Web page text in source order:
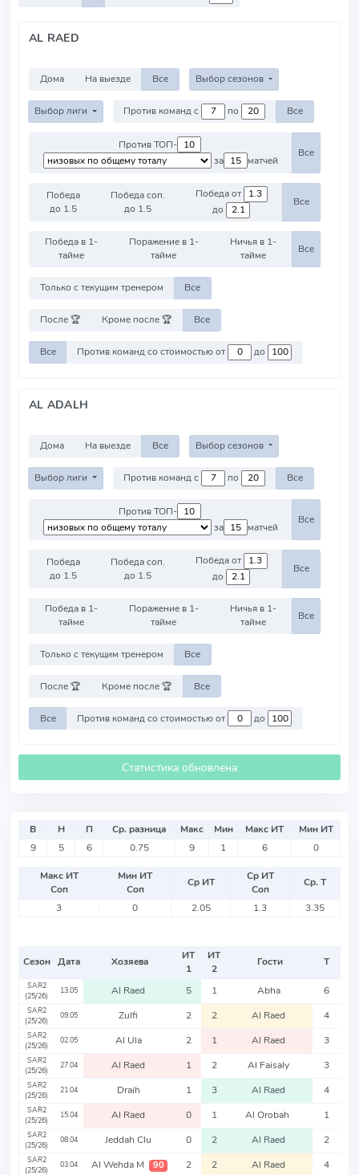
AL RAED
Дома На выезде Все Выбор сезонов
Выбор лиги Против команд с по Все
Против ТОП-
за
матчей
Все
Победа
до 1.5
Победа соп.
до 1.5
Победа от
до
Все
Победа в 1-
тайме
Поражение в 1-
тайме
Ничья в 1-
тайме
Все
Только с текущим тренером Все
После 🏆 Кроме после 🏆 Все
Все Против команд со стоимостью от до
AL ADALH
Дома На выезде Все Выбор сезонов
Выбор лиги Против команд с по Все
Против ТОП-
за
матчей
Все
Победа
до 1.5
Победа соп.
до 1.5
Победа от
до
Все
Победа в 1-
тайме
Поражение в 1-
тайме
Ничья в 1-
тайме
Все
Только с текущим тренером Все
После 🏆 Кроме после 🏆 Все
Все Против команд со стоимостью от до
Статистика обновлена
В Н П Ср. разница Макс Мин Макс ИТ
Мин ИТ
9
5 6 0.75 9 1 6 0
Макс ИТ
Соп
Мин ИТ
Соп
Ср ИТ
Ср ИТ
Соп
Ср. Т
3
0 2.05 1.3 3.35
Сезон Дата Хозяева
ИТ
1
ИТ
2
Гости Т
SAR2
(25/26)
13.05 Al Raed 5 1 Abha 6
SAR2
(25/26)
09.05 Zulfi 2 2 Al Raed 4
SAR2
(25/26)
02.05 Al Ula 2 1 Al Raed 3
SAR2
(25/26)
27.04 Al Raed 1 2 Al Faisaly 3
SAR2
(25/26)
21.04 Draih 1 3 Al Raed 4
SAR2
(25/26)
15.04 Al Raed 0 1 Al Orobah 1
SAR2
(25/26)
08.04 Jeddah Clu 0 2 Al Raed 2
SAR2
(25/26)
03.04 Al Wehda M 90 2 2 Al Raed 4